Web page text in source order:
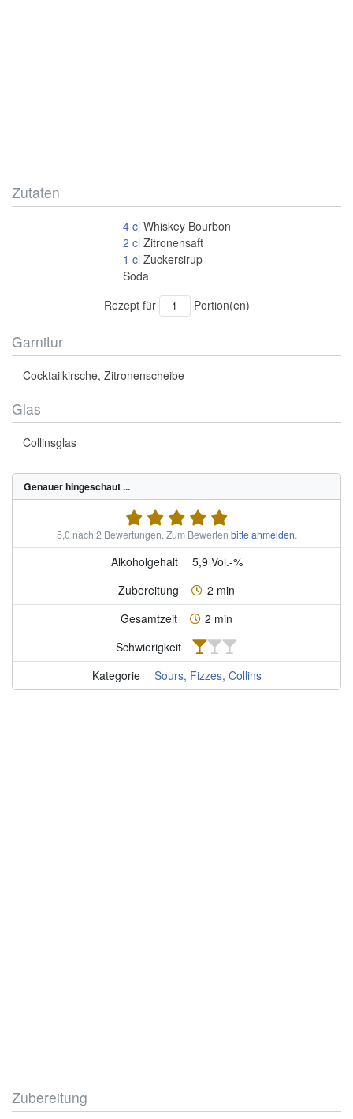
Zutaten
4 cl Whiskey Bourbon
2 cl Zitronensaft
1 cl Zuckersirup
Soda
Rezept für
Portion(en)
Garnitur
Cocktailkirsche, Zitronenscheibe
Glas
Collinsglas
Genauer hingeschaut ...
5,0 nach 2 Bewertungen. Zum Bewerten bitte anmelden.
Alkoholgehalt
5,9 Vol.-%
Zubereitung
2 min
Gesamtzeit
2 min
Schwierigkeit
Kategorie
Sours, Fizzes, Collins
Zubereitung